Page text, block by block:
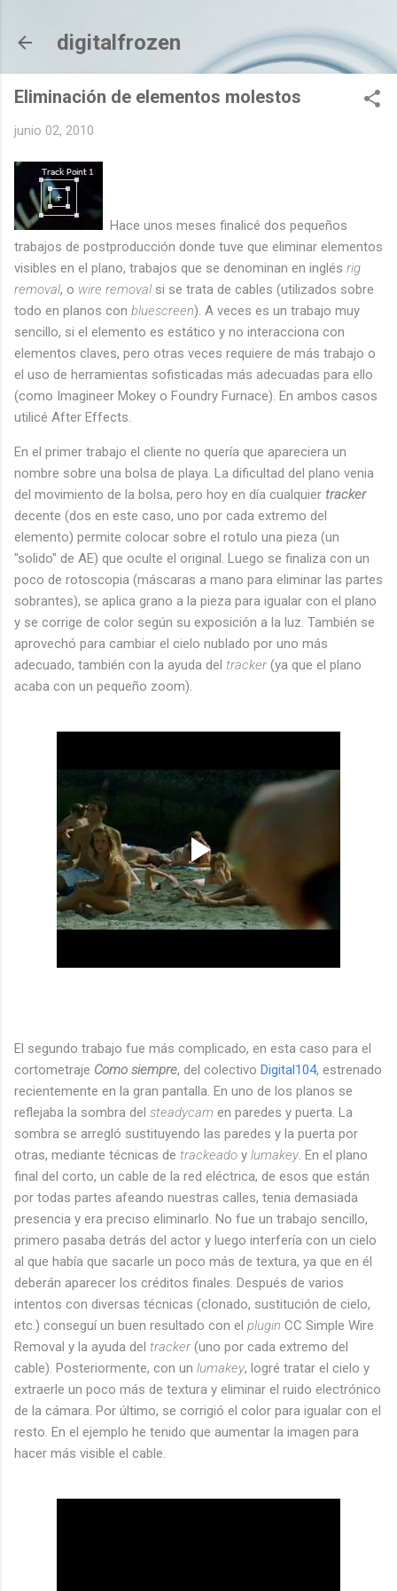
digitalfrozen
Eliminación de elementos molestos
junio 02, 2010
Hace unos meses finalicé dos pequeños
trabajos de postproducción donde tuve que eliminar elementos
visibles en el plano, trabajos que se denominan en inglés rig
removal, o wire removal si se trata de cables (utilizados sobre
todo en planos con bluescreen). A veces es un trabajo muy
sencillo, si el elemento es estático y no interacciona con
elementos claves, pero otras veces requiere de más trabajo o
el uso de herramientas sofisticadas más adecuadas para ello
(como Imagineer Mokey o Foundry Furnace). En ambos casos
utilicé After Effects.
En el primer trabajo el cliente no quería que apareciera un
nombre sobre una bolsa de playa. La dificultad del plano venia
del movimiento de la bolsa, pero hoy en día cualquier tracker
decente (dos en este caso, uno por cada extremo del
elemento) permite colocar sobre el rotulo una pieza (un
"solido" de AE) que oculte el original. Luego se finaliza con un
poco de rotoscopia (máscaras a mano para eliminar las partes
sobrantes), se aplica grano a la pieza para igualar con el plano
y se corrige de color según su exposición a la luz. También se
aprovechó para cambiar el cielo nublado por uno más
adecuado, también con la ayuda del tracker (ya que el plano
acaba con un pequeño zoom).
El segundo trabajo fue más complicado, en esta caso para el
cortometraje Como siempre, del colectivo Digital104, estrenado
recientemente en la gran pantalla. En uno de los planos se
reflejaba la sombra del steadycam en paredes y puerta. La
sombra se arregló sustituyendo las paredes y la puerta por
otras, mediante técnicas de trackeado y lumakey . En el plano
final del corto, un cable de la red eléctrica, de esos que están
por todas partes afeando nuestras calles, tenia demasiada
presencia y era preciso eliminarlo. No fue un trabajo sencillo,
primero pasaba detrás del actor y luego interfería con un cielo
al que había que sacarle un poco más de textura, ya que en él
deberán aparecer los créditos finales. Después de varios
intentos con diversas técnicas (clonado, sustitución de cielo,
etc.) conseguí un buen resultado con el plugin CC Simple Wire
Removal y la ayuda del tracker (uno por cada extremo del
cable). Posteriormente, con un lumakey, logré tratar el cielo y
extraerle un poco más de textura y eliminar el ruido electrónico
de la cámara. Por último, se corrigió el color para igualar con el
resto. En el ejemplo he tenido que aumentar la imagen para
hacer más visible el cable.